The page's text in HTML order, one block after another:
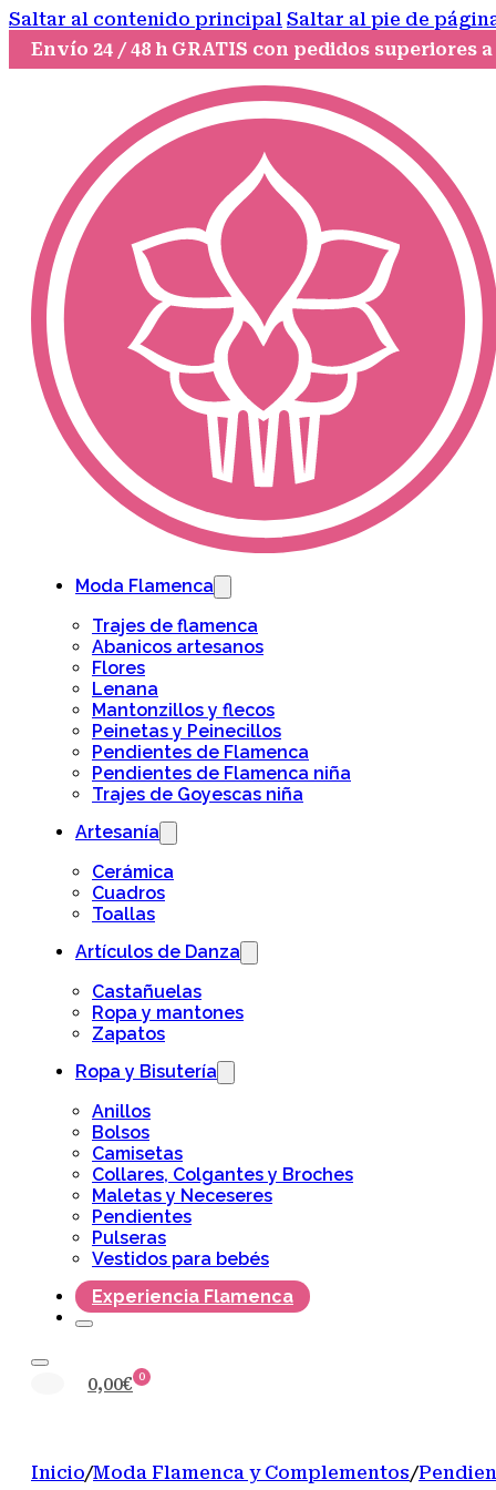
Saltar al contenido principal Saltar al pie de
Envío 24 / 48 h GRATIS con pedidos superiores a
Moda Flamenca
Trajes de flamenca
Abanicos artesanos
Flores
Lenana
Mantonzillos y flecos
Peinetas y Peinecillos
Pendientes de Flamenca
Pendientes de Flamenca niña
Trajes de Goyescas niña
Artesanía
Cerámica
Cuadros
Toallas
Artículos de Danza
Castañuelas
Ropa y mantones
Zapatos
Ropa y Bisutería
Anillos
Bolsos
Camisetas
Collares, Colgantes y Broches
Maletas y Neceseres
Pendientes
Pulseras
Vestidos para bebés
Experiencia Flamenca
0
0,00€
Inicio/Moda Flamenca y Complementos/